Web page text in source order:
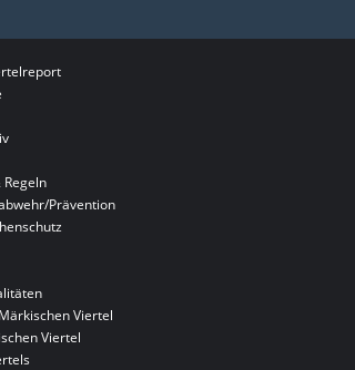
Prävention
Viertel
Viertel